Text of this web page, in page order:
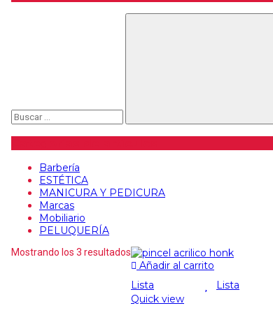
Barbería
ESTÉTICA
MANICURA Y PEDICURA
Marcas
Mobiliario
PELUQUERÍA
Mostrando los 3 resultados
Añadir al carrito
Lista
Lista
Quick view